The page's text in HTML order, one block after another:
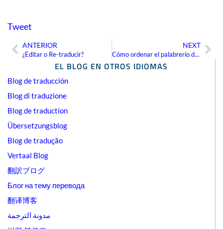
EL BLOG EN OTROS IDIOMAS
Blog de traducción
Blog di traduzione
Blog de traduction
Übersetzungsblog
Blog de tradução
Vertaal Blog
翻訳ブログ
Блог на тему перевода
翻译博客
مدونة الترجمة
Tweet
AntANTERIOR
¿Editar o Re-traducir?
NEXT
Cómo ordenar el palabrerío de la industria de la traducción